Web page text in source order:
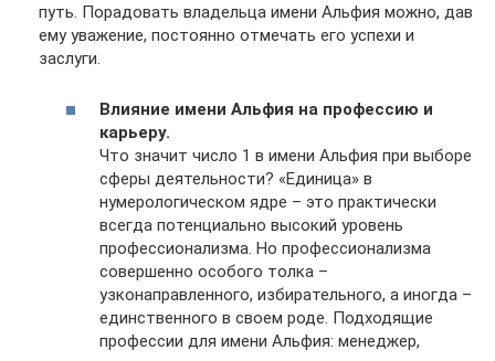
путь. Порадовать владельца имени Альфия можно, дав
ему уважение, постоянно отмечать его успехи и
заслуги.
Влияние имени Альфия на профессию и
карьеру.
Что значит число 1 в имени Альфия при выборе
сферы деятельности? «Единица» в
нумерологическом ядре – это практически
всегда потенциально высокий уровень
профессионализма. Но профессионализма
совершенно особого толка –
узконаправленного, избирательного, а иногда –
единственного в своем роде. Подходящие
профессии для имени Альфия: менеджер,